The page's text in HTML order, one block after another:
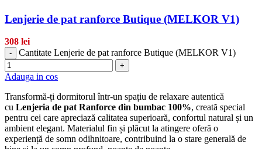
Lenjerie de pat ranforce Butique (MELKOR V1)
308 lei
- Cantitate Lenjerie de pat ranforce Butique (MELKOR V1)
+
Adauga in cos
Transformă-ți dormitorul într-un spațiu de relaxare autentică
cu Lenjeria de pat Ranforce din bumbac 100%, creată special
pentru cei care apreciază calitatea superioară, confortul natural și un
ambient elegant. Materialul fin și plăcut la atingere oferă o
experiență de somn odihnitoare, contribuind la o stare generală de